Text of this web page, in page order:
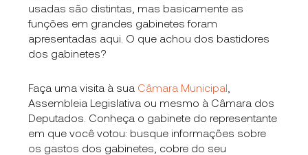
usadas são distintas, mas basicamente as
funções em grandes gabinetes foram
apresentadas aqui. O que achou dos bastidores
dos gabinetes?
Faça uma visita à sua Câmara Municipal
Assembleia Legislativa ou mesmo à Câmara dos
Deputados. Conheça o gabinete do representante
em que você votou: busque informações sobre
os gastos dos gabinetes, cobre do seu